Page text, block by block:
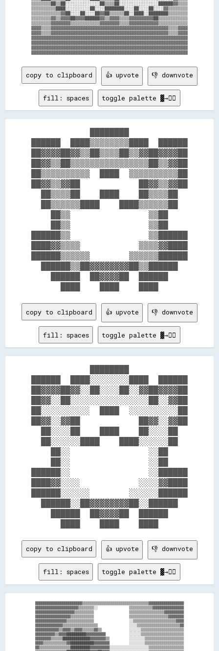
▒▒▒▒▒▒▒▒██▒▒██░░░░░░░░░░░░░░██▒▒▒▒██░░░░░░░░░░░░░░░░██████▓▓▒▒▒▒
▒▒▒▒▒▒▒▒▒▒████░░░░░░░░░░██░░░░████████░░░░██░░░░██░░░░▓▓▒▒▒▒▒▒▒▒
▒▒▒▒▒▒▒▒▒▒▒▒▓▓██░░░░██░░░░██▓▓██▒▒▒▒▒▒██░░████░░████████▒▒▒▒▒▒▒▒
▒▒▒▒▒▒▒▒▓▓▒▒▓▓▓▓██▓▓▓▓██████▓▓▒▒▓▓▓▓▒▒▒▒▓▓▓▓▓▓▓▓▓▓██▒▒▒▒▒▒▒▒▒▒▒▒
▒▒▒▒▒▒▒▒▓▓▓▓▓▓▓▓▒▒▒▒▒▒▒▒▒▒▒▒▓▓▓▓▓▓▓▓▒▒▒▒▓▓▓▓▓▓▓▓▓▓▓▓▒▒▒▒▒▒▒▒▒▒▒▒
▓▓▓▓▒▒▒▒▓▓▓▓▓▓▓▓▓▓▓▓▓▓▓▓▓▓▓▓▓▓▓▓▓▓▓▓▓▓▓▓▓▓▓▓▓▓▓▓▓▓▓▓▓▓▓▓▒▒▒▒▓▓▓▓
▓▓▓▓▒▒▒▒▓▓▓▓▓▓▓▓▓▓▓▓▓▓▓▓▓▓▓▓▓▓▓▓▓▓▓▓▓▓▓▓▓▓▓▓▓▓▓▓▓▓▓▓▓▓▓▓▒▒▒▒▓▓▓▓
▓▓▓▓▓▓▓▓▓▓▓▓▓▓▓▓▓▓▓▓▓▓▓▓▓▓▓▓▓▓▓▓▓▓▓▓▓▓▓▓▓▓▓▓▓▓▓▓▓▓▓▓▓▓▓▓▓▓▓▓▓▓▓▓
▓▓▓▓▓▓▓▓▓▓▓▓▓▓▓▓▓▓▓▓▓▓▓▓▓▓▓▓▓▓▓▓▓▓▓▓▓▓▓▓▓▓▓▓▓▓▓▓▓▓▓▓▓▓▓▓▓▓▓▓▓▓▓▓
▓▓▓▓▓▓▓▓▓▓▓▓▓▓▓▓▓▓▓▓▓▓▓▓▓▓▓▓▓▓▓▓▓▓▓▓▓▓▓▓▓▓▓▓▓▓▓▓▓▓▓▓▓▓▓▓▓▓▓▓▓▓▓▓
copy to clipboard 👍 upvote 👎 downvote
fill: spaces toggle palette ▓→✊🏽
██████  ████▒▒▒▒▒▒▒▒████  ██████
██▓▓▓▓██▓▓▒▒██▒▒▒▒██▒▒▓▓██▓▓▓▓██
██▓▓▒▒██▒▒▒▒▒▒▒▒▒▒▒▒▒▒▒▒██▒▒▓▓██
██▒▒▒▒▒▒▒▒▒▒  ████  ▒▒▒▒▒▒▒▒▒▒██
██▓▓▒▒▓▓██            ██▓▓▒▒▓▓██
  ██▒▒▒▒██    ████    ██▒▒▒▒██
  ██▒▒▒▒▒▒████    ████▒▒▒▒▒▒██
    ██▒▒                ▒▒██
    ██▒▒                ▒▒██
██████▒▒                ▒▒██████
████▓▓▒▒▒▒            ▒▒▒▒▓▓████
██████▒▒▒▒▒▒        ▒▒▒▒▒▒██████
  ██████▒▒██▓▓▓▓▓▓▓▓██▒▒██████
    ██████  ██▓▓▓▓██  ██████
copy to clipboard 👍 upvote 👎 downvote
fill: spaces toggle palette ▓→✊🏽
██████  ████░░░░░░░░████  ██████
██▓▓▓▓██▓▓░░██░░░░██░░▓▓██▓▓▓▓██
██▓▓░░██░░░░░░░░░░░░░░░░██░░▓▓██
██░░░░░░░░░░  ████  ░░░░░░░░░░██
██▓▓░░▓▓██            ██▓▓░░▓▓██
  ██░░░░██    ████    ██░░░░██
  ██░░░░░░████    ████░░░░░░██
    ██░░                ░░██
    ██░░                ░░██
██████░░                ░░██████
████▓▓░░░░            ░░░░▓▓████
██████░░░░░░        ░░░░░░██████
  ██████░░██▓▓▓▓▓▓▓▓██░░██████
    ██████  ██▓▓▓▓██  ██████
copy to clipboard 👍 upvote 👎 downvote
fill: spaces toggle palette ▓→✊🏽
▓▓▓▓▓▓▓▓▓▓▓▓▓▓▓▓▓▓▓▓▓▓▓▓▒▒▒▒▒▒▒▒▒▒▒▒▒▒▒▒▒▒▒▒▒▒▒▒▒▒▒▒▒▒▒▒▒▒▓▓▓▓▓▓▓▓▓▓▓▓▓▓▓▓▓▓
▓▓▓▓▓▓▓▓▓▓▓▓▓▓▓▓▓▓▓▓▓▓▒▒▒▒▒▒▒▒░░                ▒▒▒▒▒▒▒▒▒▒▒▒▓▓▓▓▓▓▓▓▓▓▓▓▓▓▓▓
▓▓▓▓▓▓▓▓▓▓▓▓▓▓▓▓▓▓▓▓▒▒▒▒▒▒▒▒▒▒                  ▒▒▒▒▒▒▒▒▒▒▒▒▒▒▒▒▒▒▓▓▓▓▓▓▓▓▓▓
▓▓▓▓▓▓▓▓▓▓▓▓▓▓▓▓▓▓▒▒▒▒▒▒▒▒▒▒▒▒                  ▒▒▒▒▒▒▒▒▒▒▒▒▒▒▒▒▒▒▒▒▓▓▓▓▓▓▓▓
▓▓▓▓▓▓▓▓▓▓▓▓▓▓▓▓▒▒▒▒▒▒▒▒▒▒▒▒▒▒                  ░░▒▒▒▒▒▒▒▒▒▒▒▒▒▒▒▒▒▒▒▒▒▒▓▓▓▓
▓▓▓▓▓▓▓▓▓▓▓▓▓▓▒▒▒▒▒▒▒▒▒▒▒▒▒▒▒▒▒▒                ░░░░▒▒▒▒▒▒▒▒▒▒▒▒▒▒▒▒▒▒▒▒▒▒▓▓
▓▓▓▓▓▓▓▓▓▓▓▓▒▒▓▓▓▓▒▒▓▓▓▓▒▒▒▒▒▒▓▓▒▒              ░░░░░░▒▒▒▒▒▒▒▒▒▒▒▒▒▒▒▒▒▒▒▒▒▒
▓▓▓▓▓▓▓▓▓▓▒▒▓▓▓▓██████████▓▓▓▓▓▓▓▓▓▓            ░░░░░░▒▒▒▒▒▒▒▒▒▒▒▒▒▒▒▒▒▒▒▒▒▒
▓▓▓▓▓▓▓▓▒▒▒▒▒▒██████████████▓▓▓▓▓▓▓▓▒▒          ░░░░░░░░▒▒▒▒▒▒▒▒▒▒▒▒▒▒▒▒▒▒▒▒
▓▓▓▓▒▒▒▒▒▒▒▒▒▒▒▒▓▓████████████▓▓▓▓▓▓▓▓          ░░░░░░░░▒▒▒▒▒▒▒▒▒▒▒▒▒▒▒▒▒▒▒▒
▓▓▒▒▒▒▒▒▒▒▒▒▒▒▒▒▒▒██████████▓▓▓▓▓▓▓▓▓▓░░░░░░░░░░░░░░░░░░░░▒▒▒▒▒▒▒▒▒▒▒▒▒▒▒▒▒▒